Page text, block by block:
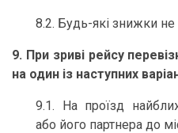
8.2. Будь-які знижки
9. При зриві рейсу
на один із наступних
9.1. Нa проїзд
або його партнера до